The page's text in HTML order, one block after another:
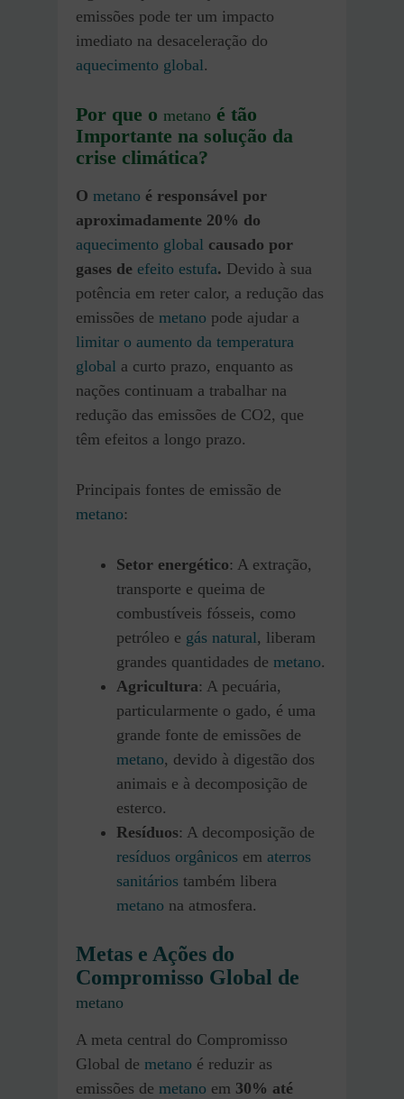
emissões pode ter um impacto
imediato na desaceleração do
aquecimento global.
Por que o metano é tão
Importante na solução da
crise climática?
O metano é responsável por
aproximadamente 20% do
aquecimento global causado por
gases de efeito estufa. Devido à sua
potência em reter calor, a redução das
emissões de metano pode ajudar a
limitar o aumento da temperatura
global a curto prazo, enquanto as
nações continuam a trabalhar na
redução das emissões de CO2, que
têm efeitos a longo prazo.
Principais fontes de emissão de
metano:
Setor energético: A extração,
transporte e queima de
combustíveis fósseis, como
petróleo e gás natural, liberam
grandes quantidades de metano.
Agricultura: A pecuária,
particularmente o gado, é uma
grande fonte de emissões de
metano, devido à digestão dos
animais e à decomposição de
esterco.
Resíduos: A decomposição de
resíduos orgânicos em aterros
sanitários também libera
metano na atmosfera.
Metas e Ações do
Compromisso Global de
metano
A meta central do Compromisso
Global de metano é reduzir as
emissões de metano em 30% até